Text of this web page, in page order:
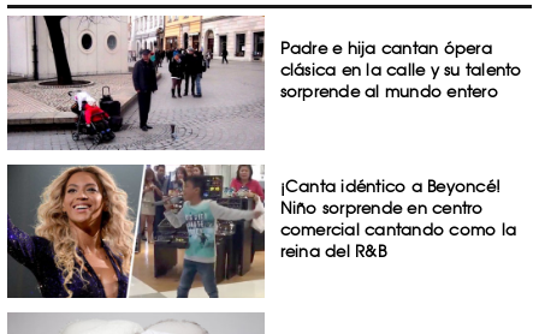
Padre e hija cantan ópera
clásica en la calle y su talento
sorprende al mundo entero
¡Canta idéntico a Beyoncé!
Niño sorprende en centro
comercial cantando como la
reina del R&B